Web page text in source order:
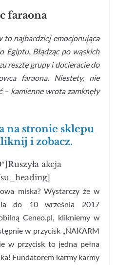
faraona
najbardziej emocjonująca
Egiptu. Błądząc po wąskich
resztę grupy i docieracie do
faraona. Niestety, nie
– kamienne wrota zamknęły
na stronie sklepu
i zobacz.
akcja
miska? Wystarczy że w
do 10 września 2017
Ceneo.pl, klikniemy w
w przycisk „NAKARM
w przycisk to jedna pełna
Fundatorem karmy karmy